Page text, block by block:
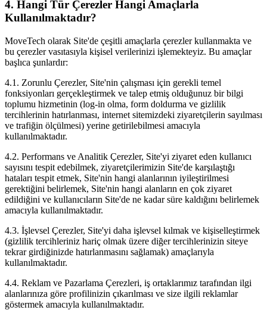
4. Hangi Tür Çerezler Hangi Amaçlarla
Kullanılmaktadır?
MoveTech olarak Site'de çeşitli amaçlarla çerezler kullanmakta ve
bu çerezler vasıtasıyla kişisel verilerinizi işlemekteyiz. Bu amaçlar
başlıca şunlardır:
4.1. Zorunlu Çerezler, Site'nin çalışması için gerekli temel
fonksiyonları gerçekleştirmek ve talep etmiş olduğunuz bir bilgi
toplumu hizmetinin (log-in olma, form doldurma ve gizlilik
tercihlerinin hatırlanması, internet sitemizdeki ziyaretçilerin sayılması
ve trafiğin ölçülmesi) yerine getirilebilmesi amacıyla
kullanılmaktadır.
4.2. Performans ve Analitik Çerezler, Site'yi ziyaret eden kullanıcı
sayısını tespit edebilmek, ziyaretçilerimizin Site'de karşılaştığı
hataları tespit etmek, Site'nin hangi alanlarının iyileştirilmesi
gerektiğini belirlemek, Site'nin hangi alanların en çok ziyaret
edildiğini ve kullanıcıların Site'de ne kadar süre kaldığını belirlemek
amacıyla kullanılmaktadır.
4.3. İşlevsel Çerezler, Site'yi daha işlevsel kılmak ve kişiselleştirmek
(gizlilik tercihleriniz hariç olmak üzere diğer tercihlerinizin siteye
tekrar girdiğinizde hatırlanmasını sağlamak) amaçlarıyla
kullanılmaktadır.
4.4. Reklam ve Pazarlama Çerezleri, iş ortaklarımız tarafından ilgi
alanlarınıza göre profilinizin çıkarılması ve size ilgili reklamlar
göstermek amacıyla kullanılmaktadır.